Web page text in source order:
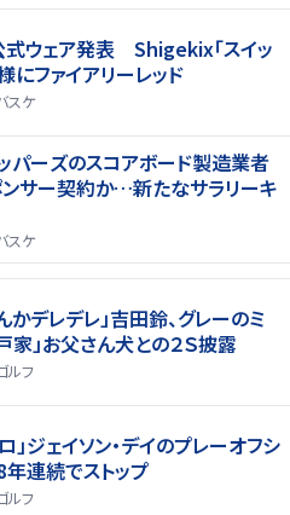
ウェア発表 Shigekix「スイッ
にファイアリーレッド
スケ
パーズのスコアボード製造業者
サー契約か‬…新たなサラリーキ
スケ
かデレデレ」吉田鈴、グレーのミ
家」お父さん犬との２Ｓ披露
ルフ
」ジェイソン・デイのプレーオフシ
連続でストップ
ルフ